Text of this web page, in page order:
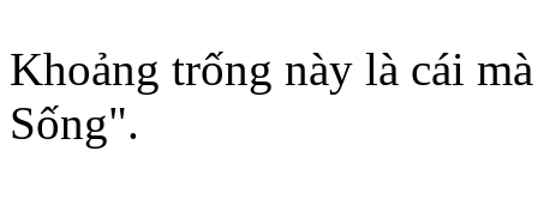
Khoảng trống này là cái
Sống".